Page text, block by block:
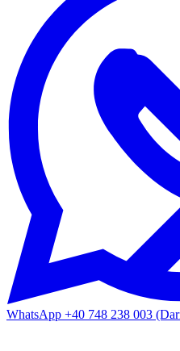
WhatsApp +40 748 238 003